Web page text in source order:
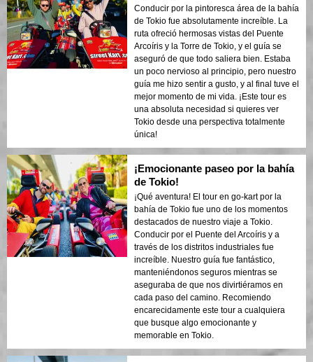
Conducir por la pintoresca área de la bahía
de Tokio fue absolutamente increíble. La
ruta ofreció hermosas vistas del Puente
Arcoíris y la Torre de Tokio, y el guía se
aseguró de que todo saliera bien. Estaba
un poco nervioso al principio, pero nuestro
guía me hizo sentir a gusto, y al final tuve el
mejor momento de mi vida. ¡Este tour es
una absoluta necesidad si quieres ver
Tokio desde una perspectiva totalmente
única!
¡Emocionante paseo por la bahía
de Tokio!
¡Qué aventura! El tour en go-kart por la
bahía de Tokio fue uno de los momentos
destacados de nuestro viaje a Tokio.
Conducir por el Puente del Arcoíris y a
través de los distritos industriales fue
increíble. Nuestro guía fue fantástico,
manteniéndonos seguros mientras se
aseguraba de que nos divirtiéramos en
cada paso del camino. Recomiendo
encarecidamente este tour a cualquiera
que busque algo emocionante y
memorable en Tokio.